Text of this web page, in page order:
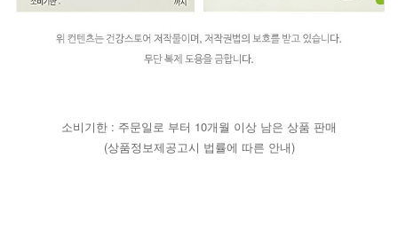
소비기한 : 주문일로 부터 10개월 이상 남은 상품 판매
(상품정보제공고시 법률에 따른 안내)